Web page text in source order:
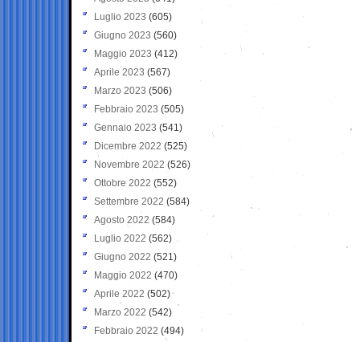
Luglio 2023 (605)
Giugno 2023 (560)
Maggio 2023 (412)
Aprile 2023 (567)
Marzo 2023 (506)
Febbraio 2023 (505)
Gennaio 2023 (541)
Dicembre 2022 (525)
Novembre 2022 (526)
Ottobre 2022 (552)
Settembre 2022 (584)
Agosto 2022 (584)
Luglio 2022 (562)
Giugno 2022 (521)
Maggio 2022 (470)
Aprile 2022 (502)
Marzo 2022 (542)
Febbraio 2022 (494)